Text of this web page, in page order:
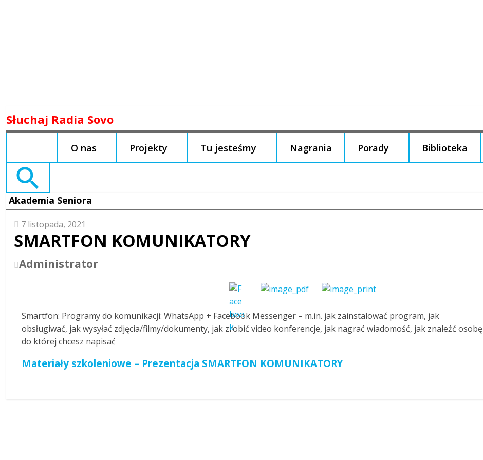
to
Słuchaj Radia Sovo
O nas Projekty Tu jesteśmy Nagrania Porady Biblioteka
Search
Akademia Seniora
7 listopada, 2021
SMARTFON KOMUNIKATORY
Administrator
Smartfon: Programy do komunikacji: WhatsApp + Facebook Messenger – m.in. jak zainstalować program, jak
obsługiwać, jak wysyłać zdjęcia/filmy/dokumenty, jak zrobić video konferencje, jak nagrać wiadomość, jak znaleźć osobę
do której chcesz napisać
Materiały szkoleniowe – Prezentacja SMARTFON KOMUNIKATORY